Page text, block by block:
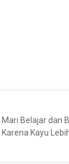
Mari Belajar dan
Karena Kayu